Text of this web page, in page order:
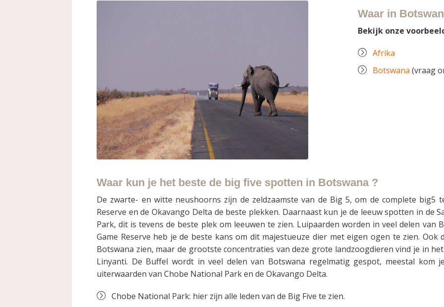
Waar in
Bekijk onze
Afrika
Botswana (vraag
Waar kun je het beste de big five spotten in Botswana ?
De zwarte- en witte neushoorns zijn de zeldzaamste van de Big 5, om de complete big5
Reserve en de Okavango Delta de beste plekken. Daarnaast kun je de leeuw spotten in de
Park, dit is tevens de beste plek om leeuwen te zien. Luipaarden worden in veel delen van
Game Reserve heb je de beste kans om dit majestueuze dier met eigen ogen te zien.
Botswana zien, maar de grootste concentraties van deze grote landzoogdieren vind je in
Linyanti. De Buffel wordt in veel delen van Botswana regelmatig gespot, meestal kom
uiterwaarden van Chobe National Park en de Okavango Delta.
Chobe National Park: hier zijn alle leden van de Big Five te zien.